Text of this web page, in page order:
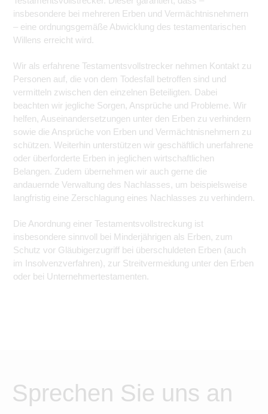
insbesondere bei mehreren Erben und Vermächtnisnehmern
– eine ordnungsgemäße Abwicklung des testamentarischen
Willens erreicht wird.
Wir als erfahrene Testamentsvollstrecker nehmen Kontakt zu
Personen auf, die von dem Todesfall betroffen sind und
vermitteln zwischen den einzelnen Beteiligten. Dabei
beachten wir jegliche Sorgen, Ansprüche und Probleme. Wir
helfen, Auseinandersetzungen unter den Erben zu verhindern
sowie die Ansprüche von Erben und Vermächtnisnehmern zu
schützen. Weiterhin unterstützen wir geschäftlich unerfahrene
oder überforderte Erben in jeglichen wirtschaftlichen
Belangen. Zudem übernehmen wir auch gerne die
andauernde Verwaltung des Nachlasses, um beispielsweise
langfristig eine Zerschlagung eines Nachlasses zu verhindern.
Die Anordnung einer Testamentsvollstreckung ist
insbesondere sinnvoll bei Minderjährigen als Erben, zum
Schutz vor Gläubigerzugriff bei überschuldeten Erben (auch
im Insolvenzverfahren), zur Streitvermeidung unter den Erben
oder bei Unternehmertestamenten.
Sprechen Sie uns an